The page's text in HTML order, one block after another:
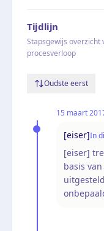
Tijdlijn
Stapsgewijs overzicht
procesverloop
Oudste eerst
15 maart
[eiser]In
[eiser]
basis